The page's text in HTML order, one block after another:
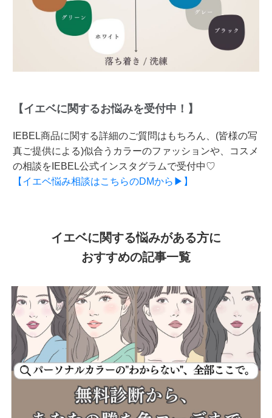
【イエベに関するお悩みを受付中！】
IEBEL商品に関する詳細のご質問はもちろん、(皆様の写
真ご提供による)似合うカラーのファッションや、コスメ
の相談をIEBEL公式インスタグラムで受付中♡
【イエベ悩み相談はこちらのDMから▶】
イエベに関する悩みがある方に
おすすめの記事一覧